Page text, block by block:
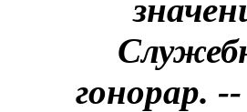
гонорар.